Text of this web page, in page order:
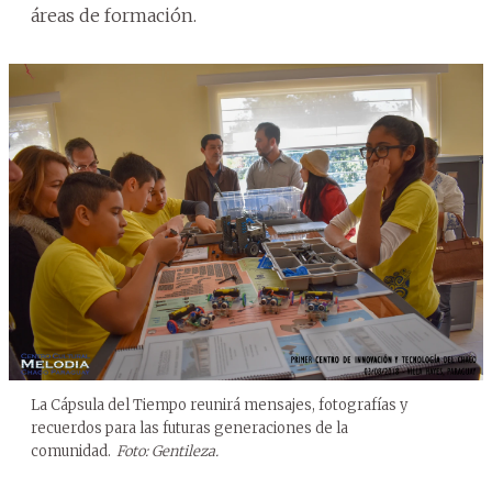
áreas de formación.
La Cápsula del Tiempo reunirá mensajes, fotografías y
recuerdos para las futuras generaciones de la
comunidad. Foto: Gentileza.